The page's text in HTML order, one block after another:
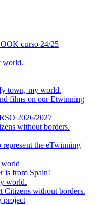
curso 24/25
world.
town, my world.
films on our Etwinning
2026/2027
without borders.
the eTwinning
is from Spain!
world.
Citizens without borders.
project